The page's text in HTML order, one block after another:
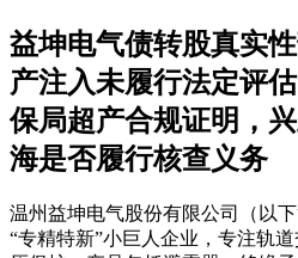
益坤电气债转股真实
产注入未履行法定评
保局超产合规证明，
海是否履行核查义务
温州益坤电气股份有限公司（以
“专精特新”小巨人企业，专注轨